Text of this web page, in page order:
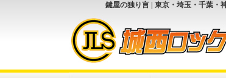
鍵屋の独り言 | 東京・埼玉・千葉・